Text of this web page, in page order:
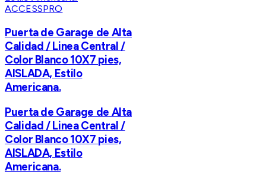
ACCESSPRO
Puerta de Garage de Alta
Calidad / Linea Central /
Color Blanco 10X7 pies,
AISLADA, Estilo
Americana.
Puerta de Garage de Alta
Calidad / Linea Central /
Color Blanco 10X7 pies,
AISLADA, Estilo
Americana.